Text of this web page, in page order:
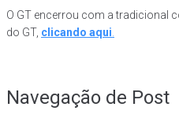
O GT encerrou com a tradicional
do GT, clicando aqui
Navegação de Post